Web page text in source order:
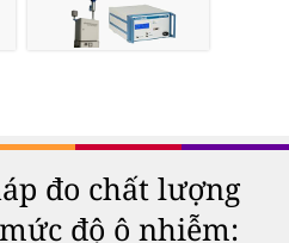
đo chất lượng
độ ô nhiễm: